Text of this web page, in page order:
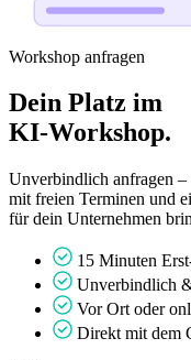
Workshop anfragen
Dein Platz im
KI-Workshop.
Unverbindlich anfragen
mit freien Terminen und
für dein Unternehmen
15 Minuten
Unverbindlich
Vor Ort oder
Direkt mit dem